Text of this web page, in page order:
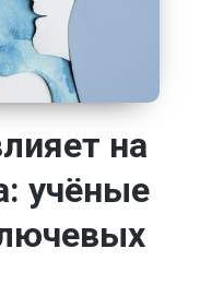
на
учёные